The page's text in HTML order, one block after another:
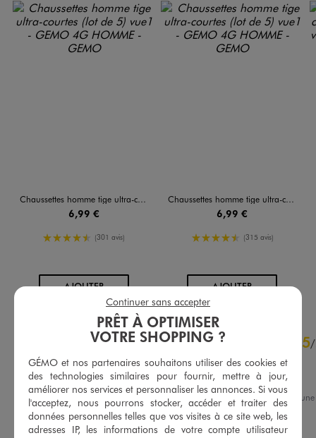
Chaussettes homme tige ultra-courtes (lot de 5)
6,99 €
4.5/5 de moyenne
(301 avis)
AJOUTERAU PANIER
Chaussettes homme tige ultra-courtes (lot de 5)
6,99 €
4.5/5 de moyenne
(315 avis)
AJOUTERAU PANIER
4.6/5
Basé sur 319 avis soumis à un
contrôle
5/
Avis vérifié et récompensé
RAS
Avis du 05/08/2026
, suite à
24/07/2026
parAurelia G.
Utile(0) Signaler
PRÊT À OPTIMISER
VOTRE SHOPPING ?
GÉMO et nos partenaires souhaitons utiliser des cookies et
des technologies similaires pour fournir, mettre à jour,
améliorer nos services et personnaliser les annonces. Si vous
l'acceptez, nous pourrons stocker, accéder et traiter des
données personnelles telles que vos visites à ce site web, les
adresses IP, les informations de votre compte utilisateur
Continuer sans accepter